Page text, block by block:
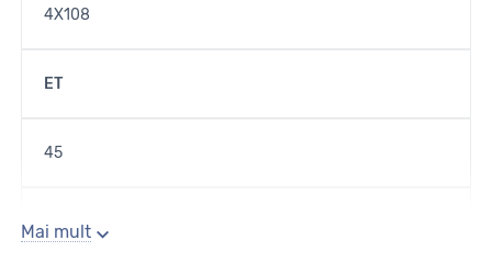
4X108
ET
45
Gaura centrala
Mai mult